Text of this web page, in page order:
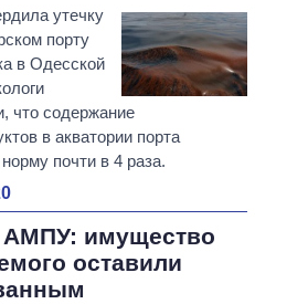
утечку
порту
в Одесской
что содержание
в акватории порта
почти в 4 раза.
АМПУ: имущество
оставили